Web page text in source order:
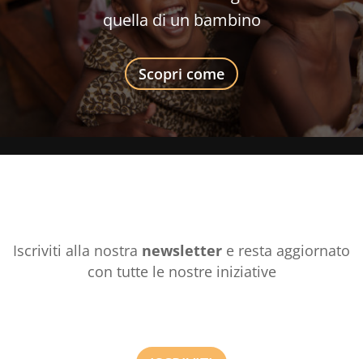
quella di un bambino
Scopri come
Iscriviti alla nostra newsletter e resta aggiornato
con tutte le nostre iniziative